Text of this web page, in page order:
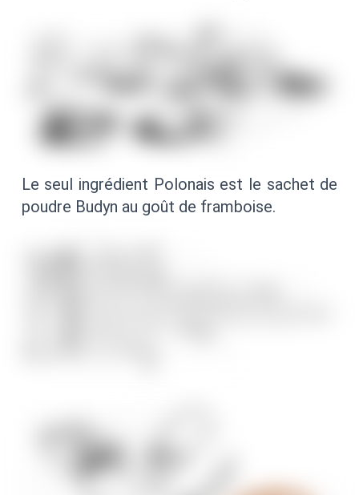
Le seul ingrédient Polonais est le sachet de
poudre Budyn au goût de framboise.